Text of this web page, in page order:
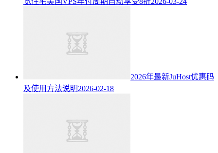
2026年最新JuHost优惠码
及使用方法说明2026-02-18